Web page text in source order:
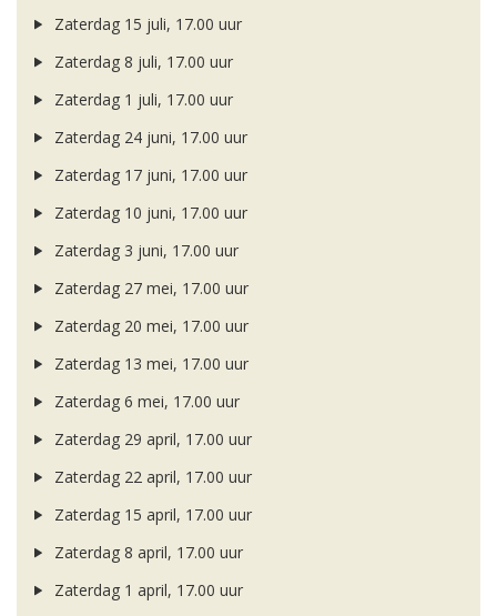
Zaterdag 15 juli, 17.00 uur
Zaterdag 8 juli, 17.00 uur
Zaterdag 1 juli, 17.00 uur
Zaterdag 24 juni, 17.00 uur
Zaterdag 17 juni, 17.00 uur
Zaterdag 10 juni, 17.00 uur
Zaterdag 3 juni, 17.00 uur
Zaterdag 27 mei, 17.00 uur
Zaterdag 20 mei, 17.00 uur
Zaterdag 13 mei, 17.00 uur
Zaterdag 6 mei, 17.00 uur
Zaterdag 29 april, 17.00 uur
Zaterdag 22 april, 17.00 uur
Zaterdag 15 april, 17.00 uur
Zaterdag 8 april, 17.00 uur
Zaterdag 1 april, 17.00 uur